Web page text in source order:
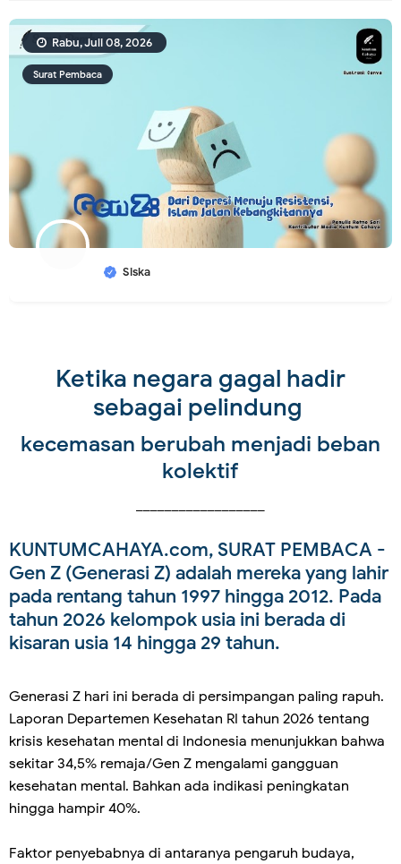
Surat Pembaca
Siska
Rabu, Juli 08, 2026
Ketika negara gagal hadir
sebagai pelindung
kecemasan berubah menjadi beban
kolektif
KUNTUMCAHAYA.com, SURAT PEMBACA -
Gen Z (Generasi Z) adalah mereka yang lahir
pada rentang tahun 1997 hingga 2012. Pada
tahun 2026 kelompok usia ini berada di
kisaran usia 14 hingga 29 tahun.
Generasi Z hari ini berada di persimpangan paling rapuh.
Laporan Departemen Kesehatan RI tahun 2026 tentang
krisis kesehatan mental di Indonesia menunjukkan bahwa
sekitar 34,5% remaja/Gen Z mengalami gangguan
kesehatan mental. Bahkan ada indikasi peningkatan
hingga hampir 40%.
Faktor penyebabnya di antaranya pengaruh budaya,